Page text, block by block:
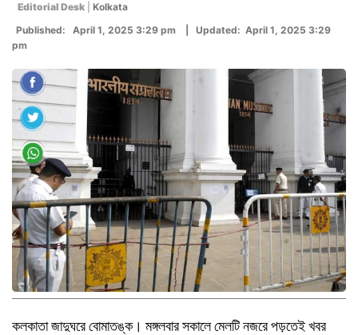
Editorial Desk
Kolkata
Published: April 1, 2025 3:29 pm | Updated: April 1, 2025 3:29
pm
কলকাতা জাদুঘরে বোমাতঙ্ক। মঙ্গলবার সকালে মেলটি নজরে পড়তেই খবর